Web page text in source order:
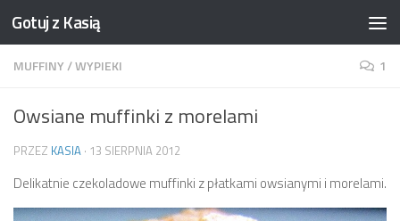
Skip to content
Gotuj z Kasią
MUFFINY/WYPIEKI 1
Owsiane muffinki z morelami
PRZEZ KASIA · 13 SIERPNIA 2012
Delikatnie czekoladowe muffinki z płatkami owsianymi i morelami.